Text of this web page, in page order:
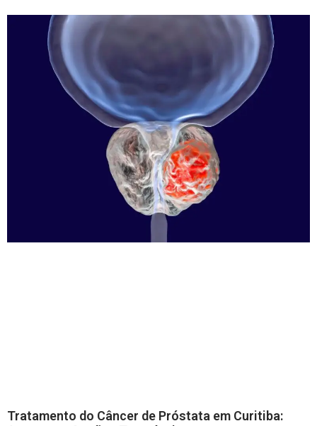
Tratamento do Câncer de Próstata em Curitiba: